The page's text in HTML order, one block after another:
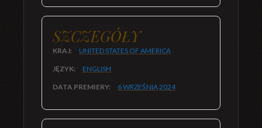
SZCZEGÓŁY
KRAJ: UNITED STATES OF AMERICA
JĘZYK: ENGLISH
DATA PREMIERY: 6 WRZEŚNIA2024